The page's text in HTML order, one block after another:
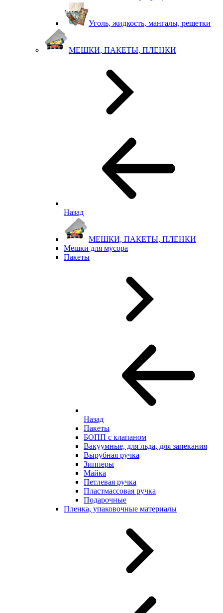
Уголь, жидкость, мангалы, решетки
МЕШКИ, ПАКЕТЫ, ПЛЕНКИ
Назад
МЕШКИ, ПАКЕТЫ, ПЛЕНКИ
Мешки для мусора
Пакеты
Назад
Пакеты
БОПП с клапаном
Вакуумные, для льда, для запекания
Вырубная ручка
Зипперы
Майка
Петлевая ручка
Пластмассовая ручка
Подарочные
Пленка, упаковочные материалы